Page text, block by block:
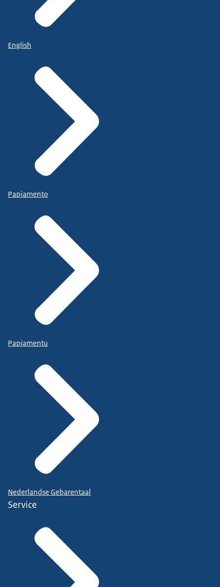
English
Papiamento
Papiamentu
Nederlandse Gebarentaal
Service